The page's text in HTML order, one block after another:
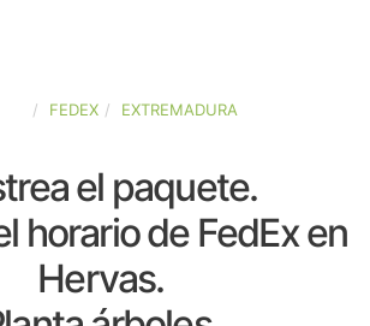
FEDEX EXTREMADURA
el paquete.
horario de FedEx en
Hervas.